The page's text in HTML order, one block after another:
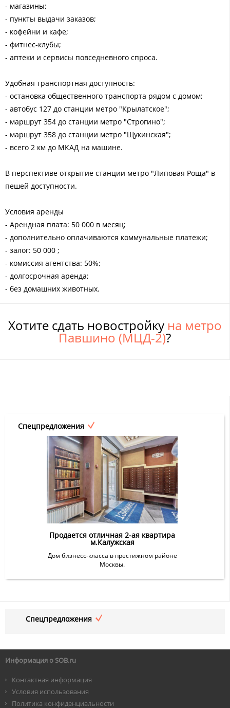
- магазины;
- пункты выдачи заказов;
- кофейни и кафе;
- фитнес-клубы;
- аптеки и сервисы повседневного спроса.
Удобная транспортная доступность:
- остановка общественного транспорта рядом с домом;
- автобус 127 до станции метро "Крылатское";
- маршрут 354 до станции метро "Строгино";
- маршрут 358 до станции метро "Щукинская";
- всего 2 км до МКАД на машине.
В перспективе открытие станции метро "Липовая Роща" в
пешей доступности.
Условия аренды
- Арендная плата: 50 000 в месяц;
- дополнительно оплачиваются коммунальные платежи;
- залог: 50 000 ;
- комиссия агентства: 50%;
- долгосрочная аренда;
- без домашних животных.
Хотите сдать новостройку на метро
Павшино (МЦД-2)?
Спецпредложения
Продается отличная 2-ая квартира
м.Калужская
Дом бизнесс-класса в престижном районе
Москвы.
Спецпредложения
Информация о SOB.ru
Контактная информация
Условия использования
Политика конфиденциальности